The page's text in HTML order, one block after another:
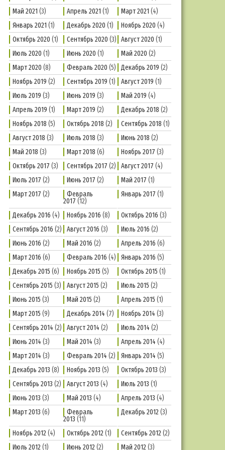
Май 2021 (3) Апрель 2021 (1) Март 2021 (4)
Январь 2021 (1) Декабрь 2020 (1) Ноябрь 2020 (4)
Октябрь 2020 (1) Сентябрь 2020 (3) Август 2020 (1)
Июль 2020 (1) Июнь 2020 (1) Май 2020 (2)
Март 2020 (8) Февраль 2020 (5) Декабрь 2019 (2)
Ноябрь 2019 (2) Сентябрь 2019 (1) Август 2019 (1)
Июль 2019 (3) Июнь 2019 (3) Май 2019 (4)
Апрель 2019 (1) Март 2019 (2) Декабрь 2018 (2)
Ноябрь 2018 (5) Октябрь 2018 (2) Сентябрь 2018 (1)
Август 2018 (3) Июль 2018 (3) Июнь 2018 (2)
Май 2018 (3) Март 2018 (6) Ноябрь 2017 (3)
Октябрь 2017 (3) Сентябрь 2017 (2) Август 2017 (4)
Июль 2017 (2) Июнь 2017 (2) Май 2017 (1)
Март 2017 (2)
Февраль
2017 (12)
Январь 2017 (1)
Декабрь 2016 (4) Ноябрь 2016 (8) Октябрь 2016 (3)
Сентябрь 2016 (2) Август 2016 (3) Июль 2016 (2)
Июнь 2016 (2) Май 2016 (2) Апрель 2016 (6)
Март 2016 (6) Февраль 2016 (4) Январь 2016 (5)
Декабрь 2015 (6) Ноябрь 2015 (5) Октябрь 2015 (1)
Сентябрь 2015 (3) Август 2015 (2) Июль 2015 (2)
Июнь 2015 (3) Май 2015 (2) Апрель 2015 (1)
Март 2015 (9) Декабрь 2014 (7) Ноябрь 2014 (3)
Сентябрь 2014 (2) Август 2014 (2) Июль 2014 (2)
Июнь 2014 (3) Май 2014 (3) Апрель 2014 (4)
Март 2014 (3) Февраль 2014 (2) Январь 2014 (5)
Декабрь 2013 (8) Ноябрь 2013 (5) Октябрь 2013 (3)
Сентябрь 2013 (2) Август 2013 (4) Июль 2013 (1)
Июнь 2013 (3) Май 2013 (4) Апрель 2013 (4)
Март 2013 (6)
Февраль
2013 (11)
Декабрь 2012(3)
Ноябрь 2012(4) Октябрь 2012(1) Сентябрь 2012(2)
Июль 2012(1) Июнь 2012(2) Май 2012(3)